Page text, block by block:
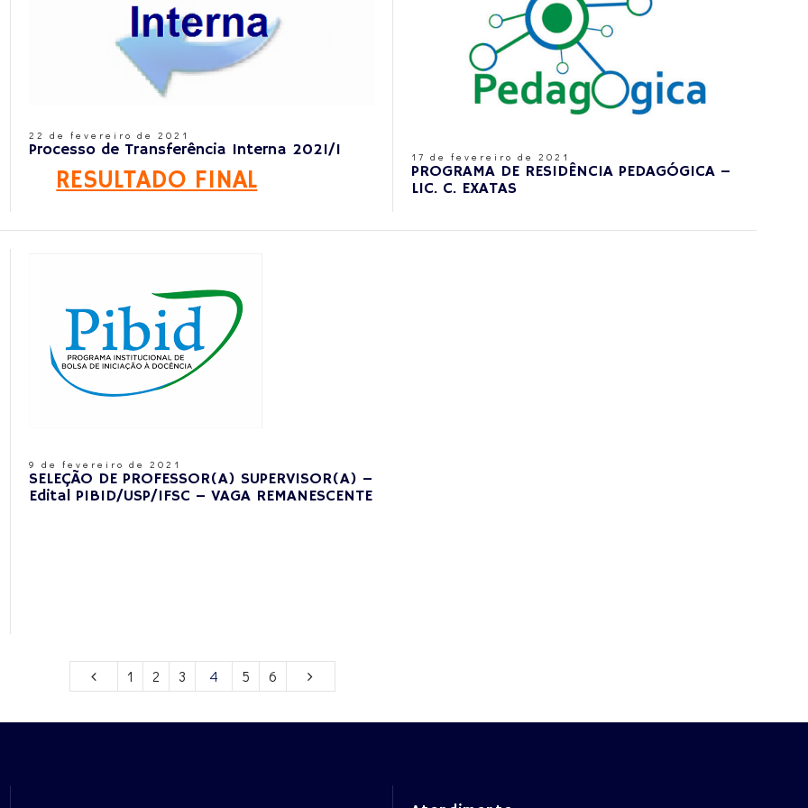
22 de fevereiro de 2021
Processo de Transferência Interna 2021/1
RESULTADO FINAL
17 de fevereiro de 2021
PROGRAMA DE RESIDÊNCIA PEDAGÓGICA –
LIC. C. EXATAS
9 de fevereiro de 2021
SELEÇÃO DE PROFESSOR(A) SUPERVISOR(A) –
Edital PIBID/USP/IFSC – VAGA REMANESCENTE
1 2 3 4 5 6